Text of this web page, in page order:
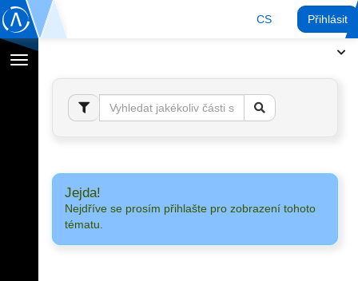
CS Přihlásit
Přepnout
navigaci
Jejda!
Nejdříve se prosím přihlašte pro zobrazení tohoto
tématu.